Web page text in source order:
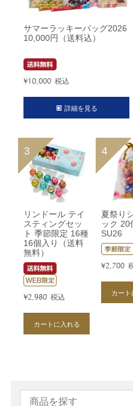
サマーラッキーバッグ2026
10,000円（送料込）
¥10,000 税込
詳細を見る
リンドール テイ
スティングセッ
ト 季節限定 16種
16個入り（送料
無料）
¥2,980 税込
カートに入れる
夏祭り
ック 20
SU26
¥2,700
カート